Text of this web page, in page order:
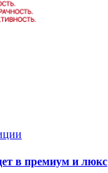
в премиум и люкс